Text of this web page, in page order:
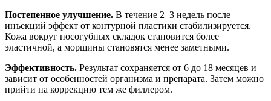
Постепенное улучшение. В течение 2–3 недель после
инъекций эффект от контурной пластики стабилизируется.
Кожа вокруг носогубных складок становится более
эластичной, а морщины становятся менее заметными.
Эффективность. Результат сохраняется от 6 до 18 месяцев и
зависит от особенностей организма и препарата. Затем можно
прийти на коррекцию тем же филлером.